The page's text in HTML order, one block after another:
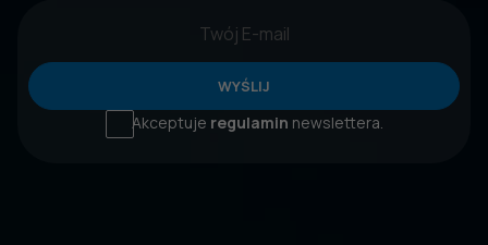
WYŚLIJ
Akceptuje regulamin newslettera.